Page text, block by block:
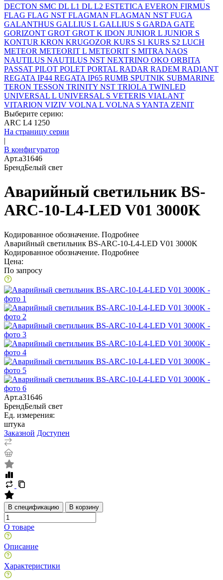
DECTON SMC DL L1 DL L2 ESTETICA EVERON FIRMUS
FLAG FLAG NST FLAGMAN FLAGMAN NST FUGA
GALANTHUS GALLIUS L GALLIUS S GARDA GATE
GORIZONT GROT GROT K IDON JUNIOR L JUNIOR S
KONTUR KRON KRUGOZOR KURS S1 KURS S2 LUCH
METEOR METEORIT L METEORIT S MITRA NAOS
NAUTILUS NAUTILUS NST NEXTRINO OKO ORBITA
PASSAT PILOT POLET PORTAL RADAR RADEM RADIANT
REGATA IP44 REGATA IP65 RUMB SPUTNIK SUBMARINE
TERON TESSON TRINITY NST TRIOLA TWINLED
UNIVERSAL L UNIVERSAL S VETERIS VIALANT
VITARION VIZIV VOLNA L VOLNA S YANTA ZENIT
Выберите серию:
ARC L4 1250
На страницу серии
|
В конфигуратор
Арт.a31646
БрендБелый свет
Аварийный светильник BS-
ARC-10-L4-LED V01 3000K
Кодированное обозначение. Подробнее
Аварийный светильник BS-ARC-10-L4-LED V01 3000K
Кодированное обозначение. Подробнее
Цена:
По запросу
Арт.a31646
БрендБелый свет
Ед. измерения:
штука
Заказной Доступен
В спецификацию В корзину
О товаре
Описание
Характеристики